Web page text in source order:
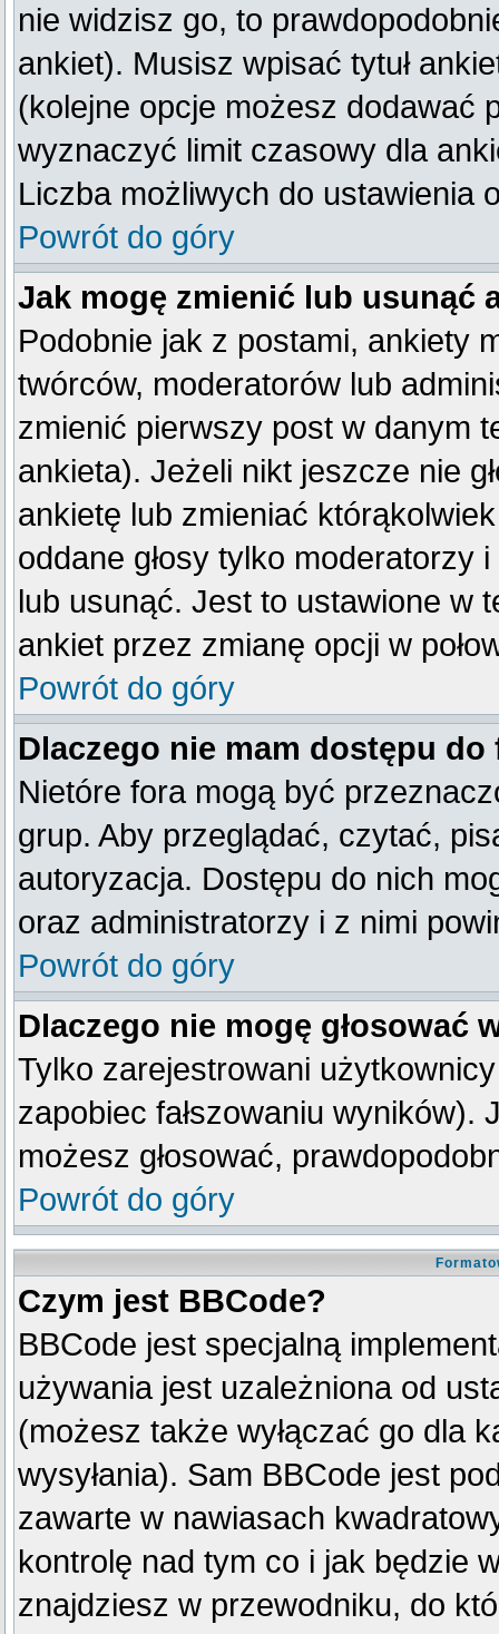
nie widzisz go, to
ankiet). Musisz wpisać tytuł
(kolejne opcje możesz dodawać
wyznaczyć limit czasowy dla
Liczba możliwych do ustawienia
Powrót do góry
Jak mogę zmienić lub usunąć
Podobnie jak z postami, ankiety
twórców, moderatorów lub
zmienić pierwszy post w danym
ankieta). Jeżeli nikt jeszcze nie
ankietę lub zmieniać
oddane głosy tylko moderatorzy
lub usunąć. Jest to ustawione w
ankiet przez zmianę opcji w
Powrót do góry
Dlaczego nie mam dostępu do
Nietóre fora mogą być
grup. Aby przeglądać, czytać,
autoryzacja. Dostępu do nich
oraz administratorzy i z nimi
Powrót do góry
Dlaczego nie mogę głosować
Tylko zarejestrowani
zapobiec fałszowaniu wyników).
możesz głosować,
Powrót do góry
Czym jest BBCode?
BBCode jest specjalną
używania jest uzależniona od
(możesz także wyłączać go dla
wysyłania). Sam BBCode jest
zawarte w nawiasach
kontrolę nad tym co i jak będzie
znajdziesz w przewodniku, do